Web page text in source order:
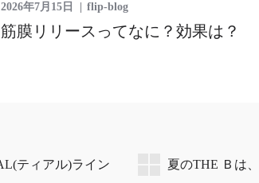
2026年7月15日 flip-blog
筋膜リリースってなに？効果は？